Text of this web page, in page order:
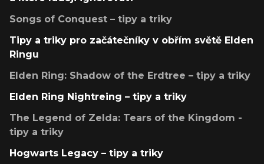
Songs of Conquest – tipy a triky
Tipy a triky pro začátečníky v obřím světě Elden
Ringu
Elden Ring: Shadow of the Erdtree – tipy a triky
Elden Ring Nightreing – tipy a triky
The Legend of Zelda: Tears of the Kingdom -
tipy a triky
Hogwarts Legacy – tipy a triky